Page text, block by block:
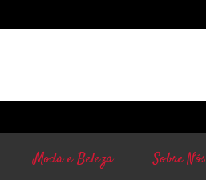
Moda e Beleza Sobre Nós